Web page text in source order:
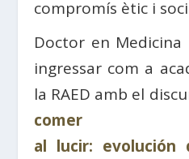
compromís ètic i
Doctor en Medicina
ingressar com a
la RAED amb el
comer
al lucir: evolución